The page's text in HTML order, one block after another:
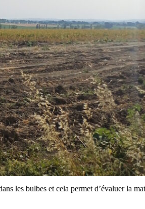
les bulbes et cela permet d’évaluer la